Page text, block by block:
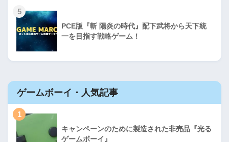
5
PCE版『斬 陽炎の時代』配下武将から天下統
一を目指す戦略ゲーム！
ゲームボーイ・人気記事
1
キャンペーンのために製造された非売品『光る
ゲームボーイ』